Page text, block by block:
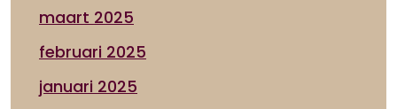
maart 2025
februari 2025
januari 2025